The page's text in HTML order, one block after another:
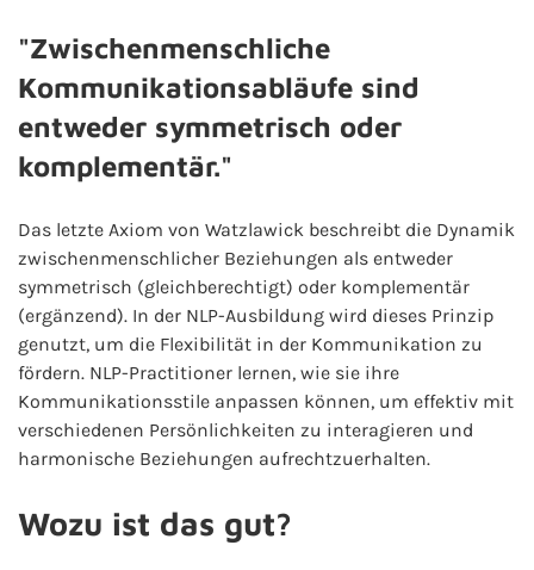
"Zwischenmenschliche
Kommunikationsabläufe sind
entweder symmetrisch oder
komplementär."
Das letzte Axiom von Watzlawick beschreibt die Dynamik
zwischenmenschlicher Beziehungen als entweder
symmetrisch (gleichberechtigt) oder komplementär
(ergänzend). In der NLP-Ausbildung wird dieses Prinzip
genutzt, um die Flexibilität in der Kommunikation zu
fördern. NLP-Practitioner lernen, wie sie ihre
Kommunikationsstile anpassen können, um effektiv mit
verschiedenen Persönlichkeiten zu interagieren und
harmonische Beziehungen aufrechtzuerhalten.
Wozu ist das gut?